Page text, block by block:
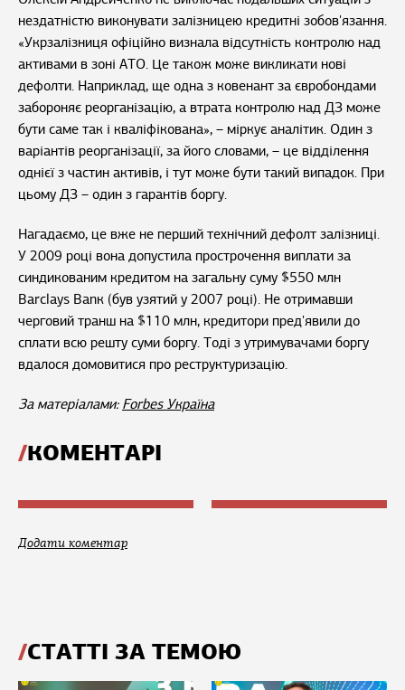
нездатністю виконувати залізницею кредитні зобов'язання.
«Укрзалізниця офіційно визнала відсутність контролю над
активами в зоні АТО. Це також може викликати нові
дефолти. Наприклад, ще одна з ковенант за євробондами
забороняє реорганізацію, а втрата контролю над ДЗ може
бути саме так і кваліфікована», – міркує аналітик. Один з
варіантів реорганізації, за його словами, – це відділення
однієї з частин активів, і тут може бути такий випадок. При
цьому ДЗ – один з гарантів боргу.
Нагадаємо, це вже не перший технічний дефолт залізниці.
У 2009 році вона допустила прострочення виплати за
синдикованим кредитом на загальну суму $550 млн
Barclays Banк (був узятий у 2007 році). Не отримавши
черговий транш на $110 млн, кредитори пред'явили до
сплати всю решту суми боргу. Тоді з утримувачами боргу
вдалося домовитися про реструктуризацію.
За матеріалами: Forbes Україна
КОМЕНТАРІ
Додати коментар
СТАТТІ ЗА ТЕМОЮ